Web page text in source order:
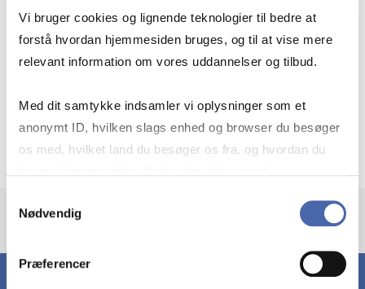
Vi bruger cookies og lignende teknologier til bedre at
forstå hvordan hjemmesiden bruges, og til at vise mere
relevant information om vores uddannelser og tilbud.
Med dit samtykke indsamler vi oplysninger som et
anonymt ID, hvilken slags enhed og browser du besøger
os med, hvilket land du besøger os fra, og hvordan du
markedsføring. Du bestemmer selv - og kan altid trække
Nødvendig
Præferencer
If you report offences to the whistleblower
scheme
Cookie policy
Privacy policy